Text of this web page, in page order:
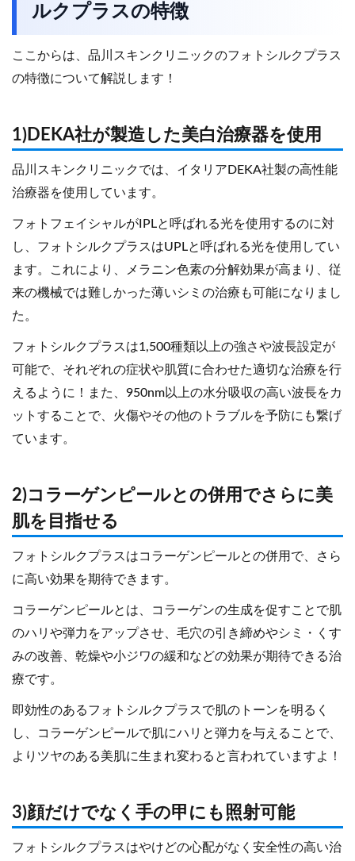
ルクプラスの特徴
ここからは、品川スキンクリニックのフォトシルクプラス
の特徴について解説します！
1)DEKA社が製造した美白治療器を使用
品川スキンクリニックでは、イタリアDEKA社製の高性能
治療器を使用しています。
フォトフェイシャルがIPLと呼ばれる光を使用するのに対
し、フォトシルクプラスはUPLと呼ばれる光を使用してい
ます。これにより、メラニン色素の分解効果が高まり、従
来の機械では難しかった薄いシミの治療も可能になりまし
た。
フォトシルクプラスは1,500種類以上の強さや波長設定が
可能で、それぞれの症状や肌質に合わせた適切な治療を行
えるように！また、950nm以上の水分吸収の高い波長をカ
ットすることで、火傷やその他のトラブルを予防にも繋げ
ています。
2)コラーゲンピールとの併用でさらに美
肌を目指せる
フォトシルクプラスはコラーゲンピールとの併用で、さら
に高い効果を期待できます。
コラーゲンピールとは、コラーゲンの生成を促すことで肌
のハリや弾力をアップさせ、毛穴の引き締めやシミ・くす
みの改善、乾燥や小ジワの緩和などの効果が期待できる治
療です。
即効性のあるフォトシルクプラスで肌のトーンを明るく
し、コラーゲンピールで肌にハリと弾力を与えることで、
よりツヤのある美肌に生まれ変わると言われていますよ！
3)顔だけでなく手の甲にも照射可能
フォトシルクプラスはやけどの心配がなく安全性の高い治